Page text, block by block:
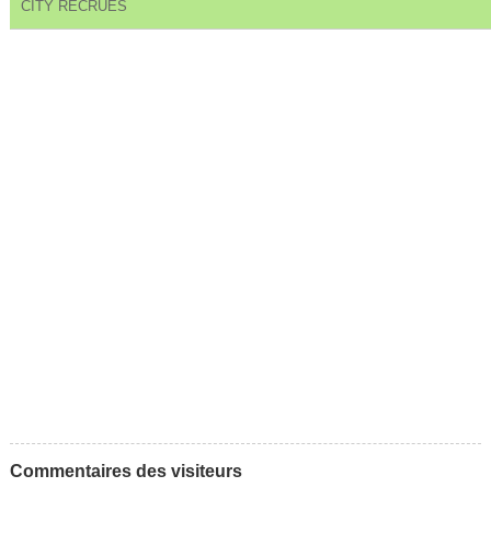
CITY RECRUES
Commentaires des visiteurs